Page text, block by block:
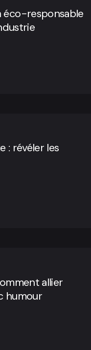
éco-responsable
: révéler les
allier
humour